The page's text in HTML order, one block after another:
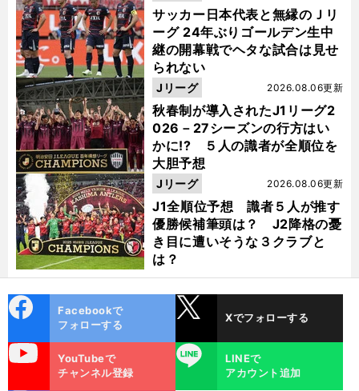
サッカー日本代表と無縁のＪリ
ーグ 24年ぶりゴールデン生中
継の開幕戦でヘタな試合は見せ
られない
秋春制が導入されたJ1リーグ2
026－27シーズンの行方はい
かに!? ５人の識者が全順位を
大胆予想
2026.08.06更新
Jリーグ
J1全順位予想 識者５人が推す
優勝候補筆頭は？ J2降格の憂
き目に遭いそうな３クラブと
は？
2026.08.06更新
Jリーグ
ok
Facebookで
フォローする
Xでフォローする
YouTubeで
チャンネル登録
LINE
LINEで
アカウント追加